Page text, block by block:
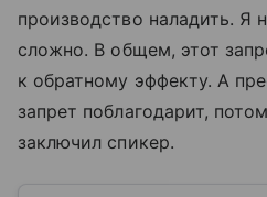
производство наладить. Я
сложно. В общем, этот
к обратному эффекту. А
запрет поблагодарит,
заключил спикер.